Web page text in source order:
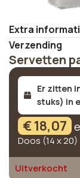
Extra
Verzending
Servetten
Er zitten
stuks) in
€18,07
Doos (14 x 20)
Uitverkocht